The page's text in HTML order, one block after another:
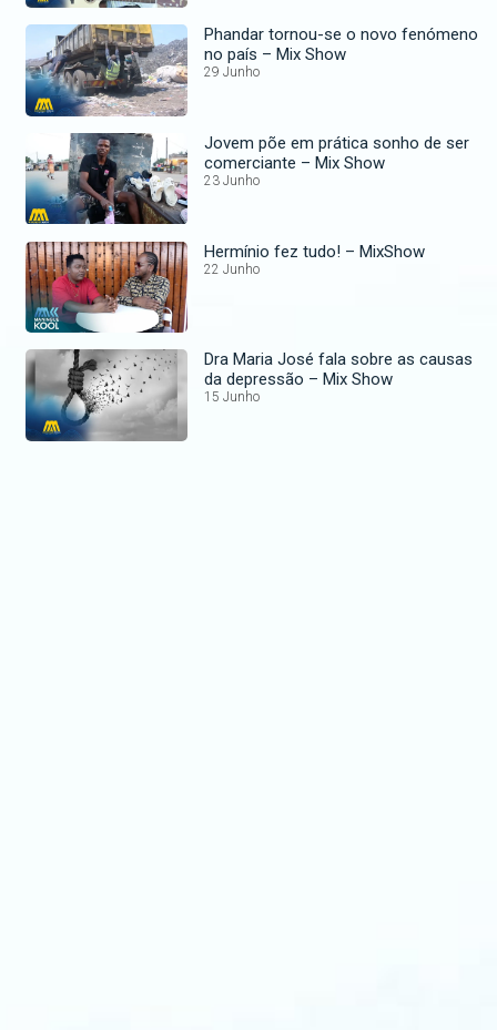
Phandar tornou-se o novo fenómeno
no país – Mix Show
29 Junho
Jovem põe em prática sonho de ser
comerciante – Mix Show
23 Junho
Hermínio fez tudo! – MixShow
22 Junho
Dra Maria José fala sobre as causas
da depressão – Mix Show
15 Junho